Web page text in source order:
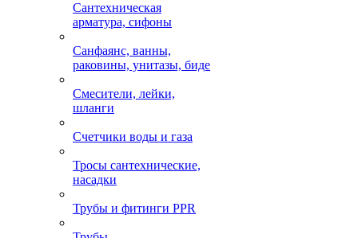
Сантехническая
арматура, сифоны
Санфаянс, ванны,
раковины, унитазы, биде
Смесители, лейки,
шланги
Счетчики воды и газа
Тросы сантехнические,
насадки
Трубы и фитинги PPR